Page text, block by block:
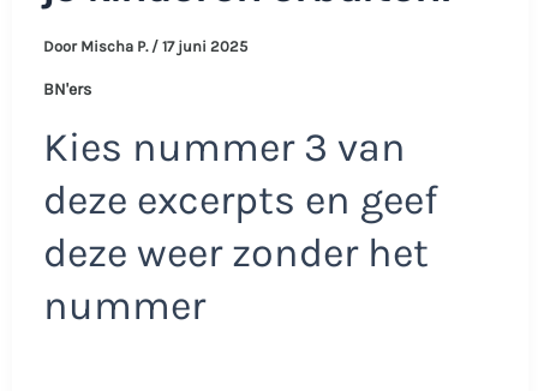
Door Mischa P. / 17 juni 2025
BN'ers
Kies nummer 3 van
deze excerpts en geef
deze weer zonder het
nummer